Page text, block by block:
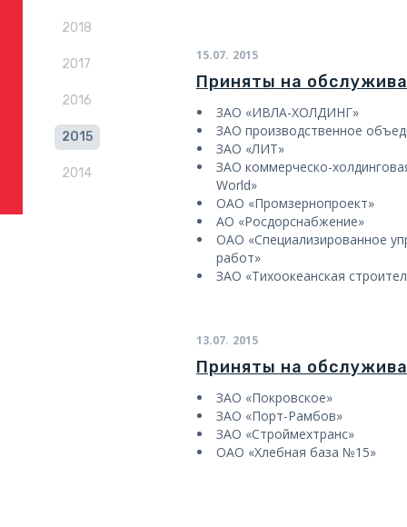
2018
2017
2016
2015
2014
15.07. 2015
Приняты на
ЗАО «ИВЛА-ХОЛДИНГ»
ЗАО производственное
ЗАО «ЛИТ»
ЗАО коммерческо-
World»
ОАО «Промзернопроект»
АО «Росдорснабжение»
ОАО «Специализированное
работ»
ЗАО «Тихоокеанская
13.07. 2015
Приняты на
ЗАО «Покровское»
ЗАО «Порт-Рамбов»
ЗАО «Строймехтранс»
ОАО «Хлебная база №15»